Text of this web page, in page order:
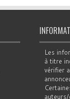
Les
à titre
vérifier